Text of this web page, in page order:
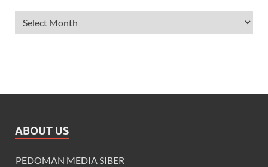
ABOUT US
PEDOMAN MEDIA SIBER